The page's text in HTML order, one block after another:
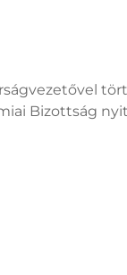
Bizottság